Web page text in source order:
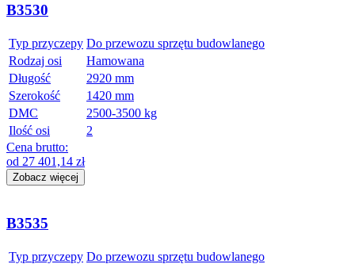
B3530
Typ przyczepy Do przewozu sprzętu budowlanego
Rodzaj osi
Hamowana
Długość
2920 mm
Szerokość
1420 mm
DMC
2500-3500 kg
Ilość osi
2
Cena brutto:
od 27 401,14 zł
Zobacz więcej
B3535
Typ przyczepy Do przewozu sprzętu budowlanego